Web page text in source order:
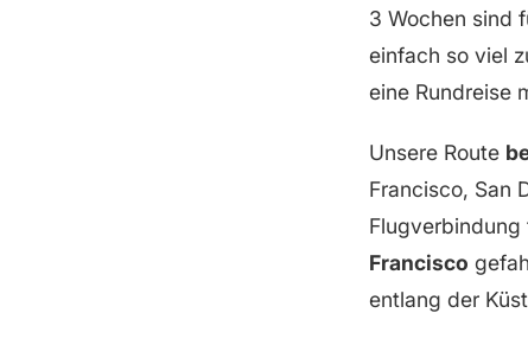
3 Wochen sind
einfach so viel
eine Rundreise
Unsere Route
Francisco, San
Francisco
entlang der